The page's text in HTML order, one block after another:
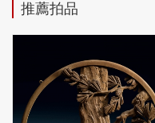
推薦拍品